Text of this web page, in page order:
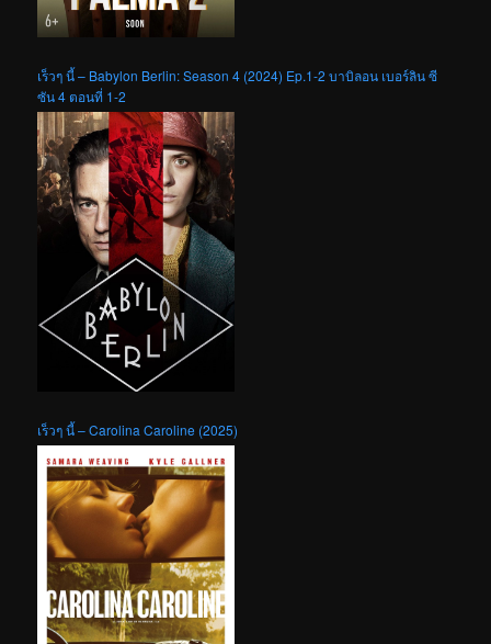
เร็วๆ นี้ – Babylon Berlin: Season 4 (2024) Ep.1-2 บาบิลอน เบอร์ลิน ซี
ซัน 4 ตอนที่ 1-2
เร็วๆ นี้ – Carolina Caroline (2025)